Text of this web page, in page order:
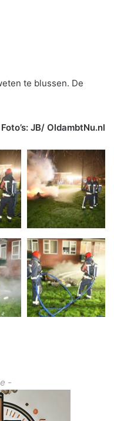
te blussen. De
Foto’s: JB/ OldambtNu.nl
-